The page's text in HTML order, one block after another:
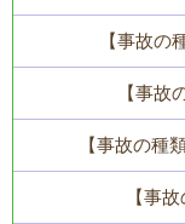
【事故の
【事故
【事故の種
【事